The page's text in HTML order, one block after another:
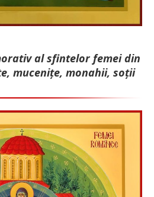
al sfintelor femei din
mu­cenițe, monahii, soții